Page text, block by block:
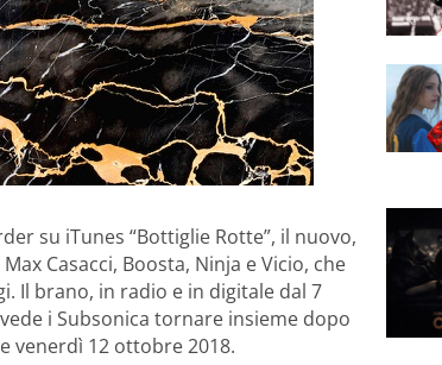
su iTunes “Bottiglie Rotte”, il nuovo,
Casacci, Boosta, Ninja e Vicio, che
Il brano, in radio e in digitale dal 7
i Subsonica tornare insieme dopo
venerdì 12 ottobre 2018.